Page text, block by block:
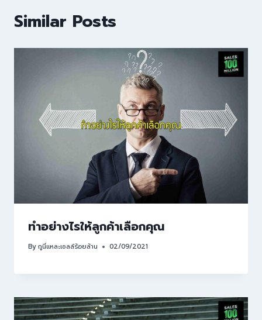
Similar Posts
ทำอย่างไรให้ลูกค้าเลือกคุณ
Byกูนี่แหละเซลล์ร้อยล้าน 02/09/2021